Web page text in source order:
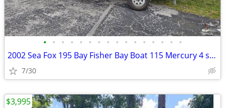
• • • • • • • • • • • • • • • •
2002 Sea Fox 195 Bay Fisher Bay Boat 115 Mercury 4 stroke
7/30
$3,995